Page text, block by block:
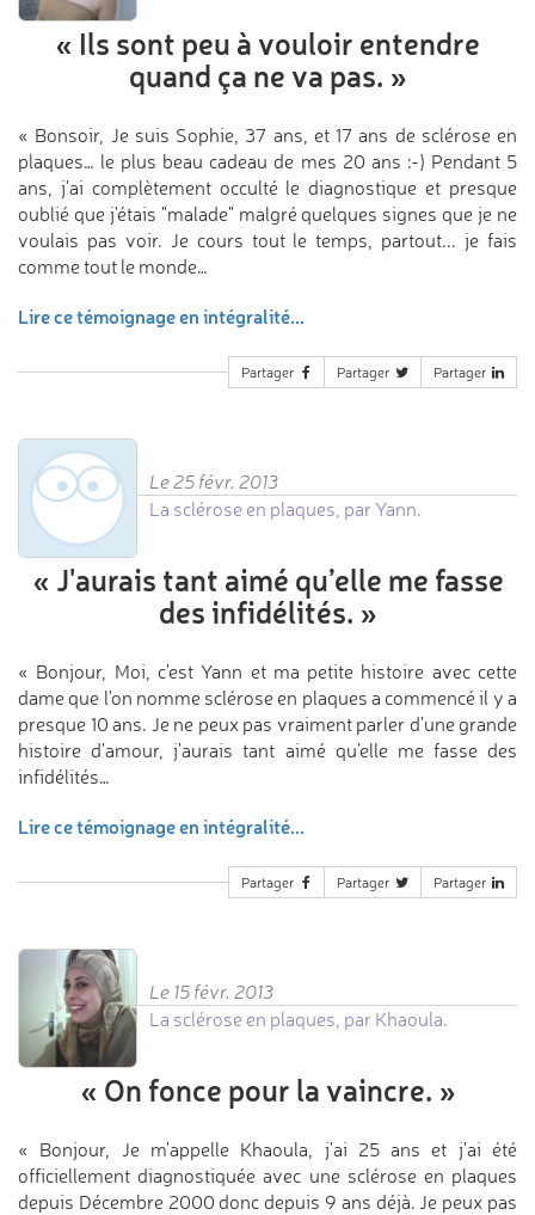
« Ils sont peu à vouloir entendre
quand ça ne va pas. »
« Bonsoir, Je suis Sophie, 37 ans, et 17 ans de sclérose en
plaques… le plus beau cadeau de mes 20 ans :-) Pendant 5
ans, j'ai complètement occulté le diagnostique et presque
oublié que j'étais "malade" malgré quelques signes que je ne
voulais pas voir. Je cours tout le temps, partout... je fais
comme tout le monde…
Lire ce témoignage en intégralité...
Partager Partager Partager
Le 25 févr. 2013
La sclérose en plaques, par Yann.
« J'aurais tant aimé qu’elle me fasse
des infidélités. »
« Bonjour, Moi, c'est Yann et ma petite histoire avec cette
dame que l'on nomme sclérose en plaques a commencé il y a
presque 10 ans. Je ne peux pas vraiment parler d'une grande
histoire d'amour, j'aurais tant aimé qu’elle me fasse des
infidélités…
Lire ce témoignage en intégralité...
Partager Partager Partager
Le 15 févr. 2013
La sclérose en plaques, par Khaoula.
« On fonce pour la vaincre. »
« Bonjour, Je m'appelle Khaoula, j'ai 25 ans et j'ai été
officiellement diagnostiquée avec une sclérose en plaques
depuis Décembre 2000 donc depuis 9 ans déjà. Je peux pas